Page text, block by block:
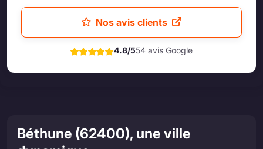
Nos avis clients
4.8/554 avis Google
Béthune (62400), une ville